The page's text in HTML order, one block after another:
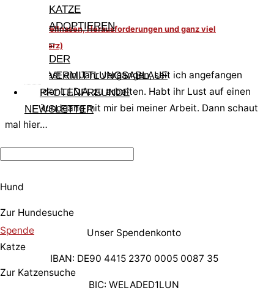
KATZE
ADOPTIEREN
–
DER
VERMITTLUNGSABLAUF
PFOTENFREUNDE
NEWSLETTER
Hund
Zur Hundesuche
Spende
Katze
Zur Katzensuche
Zwischen Fellnasen, Herausforderungen und ganz viel
Herz(schmerz)
Jetzt ist fast ein Jahr vergangen, seit ich angefangen
habe, in der L.I.D.A. zu arbeiten. Habt ihr Lust auf einen
kleinen Rundgang mit mir bei meiner Arbeit. Dann schaut
mal hier…
Unser Spendenkonto
IBAN: DE90 4415 2370 0005 0087 35
BIC: WELADED1LUN